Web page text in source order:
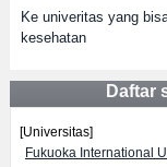
Ke univeritas yang
kesehatan
Daftar
[Universitas]
Fukuoka International